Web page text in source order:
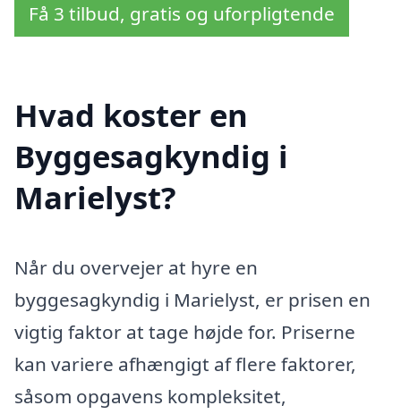
Få 3 tilbud, gratis og uforpligtende
Hvad koster en
Byggesagkyndig i
Marielyst?
Når du overvejer at hyre en
byggesagkyndig i Marielyst, er prisen en
vigtig faktor at tage højde for. Priserne
kan variere afhængigt af flere faktorer,
såsom opgavens kompleksitet,